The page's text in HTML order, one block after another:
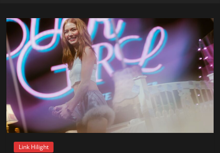
ลพบุรี
วิทยุ
FM
ลพบุรี
Link Hilight